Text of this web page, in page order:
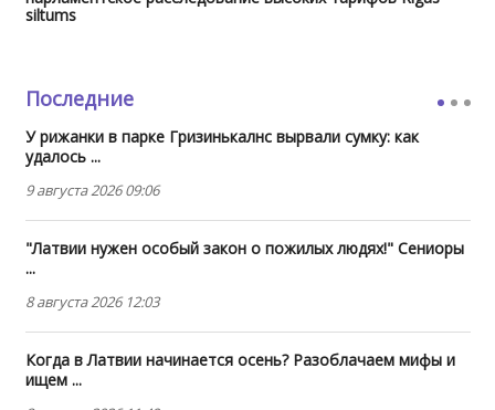
siltums
Последние
У рижанки в парке Гризинькалнс вырвали сумку: как
удалось ...
9 августа 2026 09:06
"Латвии нужен особый закон о пожилых людях!" Сениоры
...
8 августа 2026 12:03
Когда в Латвии начинается осень? Разоблачаем мифы и
ищем ...